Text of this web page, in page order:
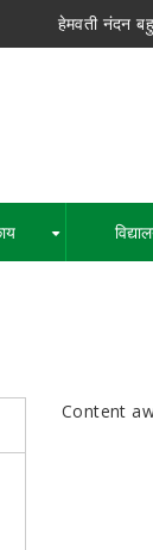
हेमवती नंदन
बहुगुणा
Content